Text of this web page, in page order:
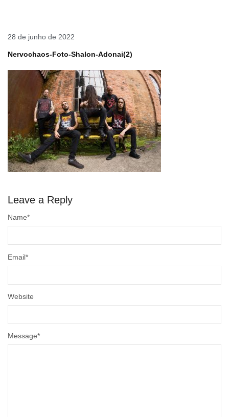
28 de junho de 2022
Nervochaos-Foto-Shalon-Adonai(2)
Leave a Reply
Message*
Name*
Email*
Website